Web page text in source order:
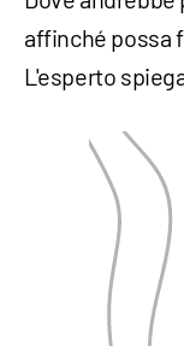
affinché possa
L'esperto